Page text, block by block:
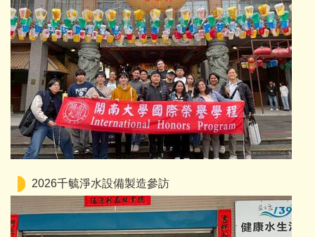
2026千毓淨水設備製造參訪